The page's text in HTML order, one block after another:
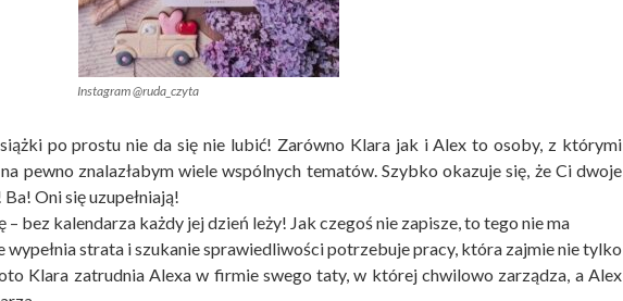
Instagram @ruda_czyta
po prostu nie da się nie lubić! Zarówno Klara jak i Alex to osoby, z którymi
pewno znalazłabym wiele wspólnych tematów. Szybko okazuje się, że Ci dwoje
Oni się uzupełniają!
– bez kalendarza każdy jej dzień leży! Jak czegoś nie zapisze, to tego nie ma
wypełnia strata i szukanie sprawiedliwości potrzebuje pracy, która zajmie nie tylko
Klara zatrudnia Alexa w firmie swego taty, w której chwilowo zarządza, a Alex